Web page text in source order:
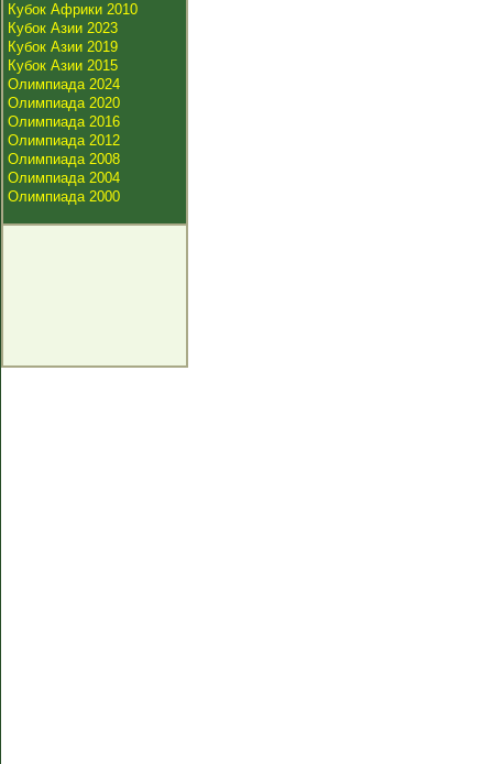
Кубок Африки 2010
Кубок Азии 2023
Кубок Азии 2019
Кубок Азии 2015
Олимпиада 2024
Олимпиада 2020
Олимпиада 2016
Олимпиада 2012
Олимпиада 2008
Олимпиада 2004
Олимпиада 2000